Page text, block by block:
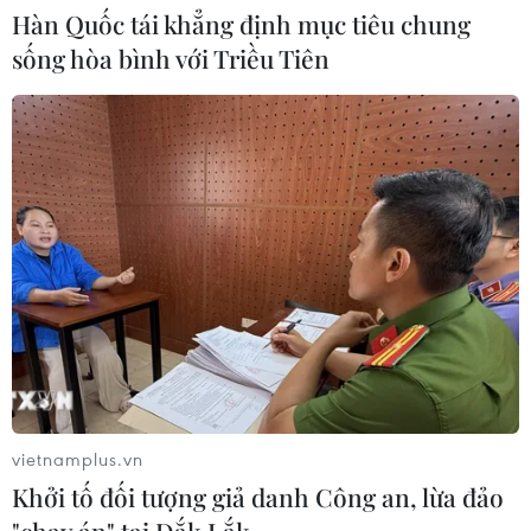
Viện kiểm sát truy tố
Shark Bình về tội rửa
tiền 320 tỷ đồng
Viện Kiểm sát nhân dân
Thành phố Hà Nội đã ban
hành cáo trạng truy tố gần
200 bị can trong vụ án
Phó Đức Nam cùng đồng
phạm lập sàn giao dịch
ngoại hối, chứng khoán
trái phép để lừa đảo nhà
đầu tư.
NGHE
Iran phủ nhận tuyên bố
của ông Trump về đề
nghị dừng không kích
Các nguồn tin quân sự
Iran ngày 2/8 bác bỏ
tuyên bố của Tổng thống
Mỹ Donald Trump rằng
Tehran đã đề nghị
Washington dừng các
cuộc không kích, đồng thời
gọi phát biểu này là "một
lời nói dối mới".
Hàn Quốc tái khẳng định mục tiêu chung
sống hòa bình với Triều Tiên
vietnamplus.vn
Khởi tố đối tượng giả danh Công an, lừa đảo